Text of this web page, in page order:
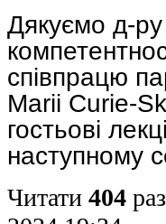
Дякуємо д-
співпрацю
Marii Curie-
гостьові
наступному
Читати 404